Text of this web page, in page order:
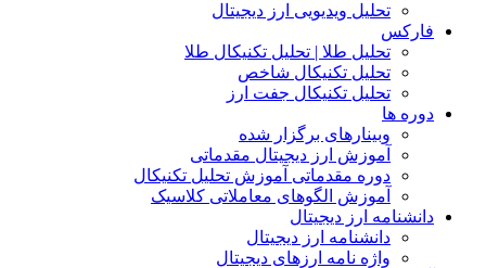
تحلیل ویدیویی ارز دیجیتال
تحلیل طلا | تحلیل تکنیکال طلا
تحلیل تکنیکال شاخص
تحلیل تکنیکال جفت ارز
ها
وبینارهای برگزار شده
آموزش ارز دیجیتال مقدماتی
دوره مقدماتی آموزش تحلیل تکنیکال
آموزش الگوهای معاملاتی کلاسیک
ارز دیجیتال
دانشنامه ارز دیجیتال
واژه نامه ارزهای دیجیتال